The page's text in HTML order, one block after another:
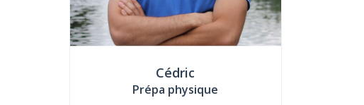
Cédric
Prépa physique